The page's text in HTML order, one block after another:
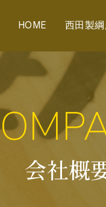
HOME 西田製
会社概